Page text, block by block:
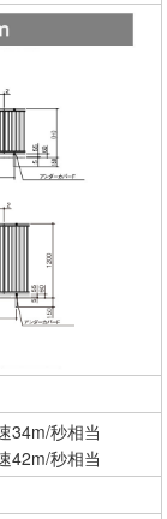
34m/秒相当
42m/秒相当